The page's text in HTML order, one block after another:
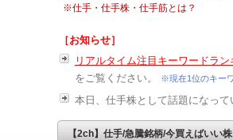
※仕手・仕手株・仕手筋とは？
［お知らせ］
リアルタイム注目キーワードラン
をご覧ください。
※現在1位のキー
本日、仕手株として話題になって
【2ch】仕手/急騰銘柄/今買えばいい株